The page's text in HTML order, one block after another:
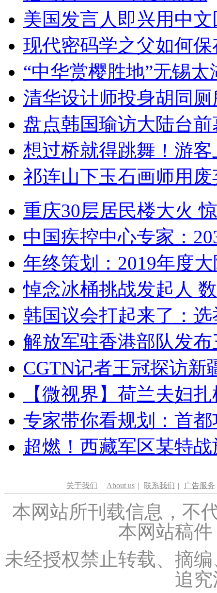
美国发言人即兴用中
现代密码学之父如何
“中华赏樱胜地”无锡
清华设计师投身胡同
盘点韩国瑜访大陆台
想过桥就得跳舞！游客
祁连山下玉石画师用
重庆30层居民楼大火
中国疾控中心专家：
年终策划：2019年度
悼念冰桶挑战发起人
韩国议会打起来了：
解放军驻香港部队发
CGTN记者王冠探访新
【微视界】荷兰夫妇
专家带你看规划：首
超燃！西藏军区某特
关于我们 | About us | 联系我们 | 广告服务
本网站所刊载信息，不
本网站稿
未经授权禁止转载、摘
追